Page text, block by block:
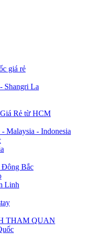
giá rẻ
Shangri La
Rẻ từ HCM
Malaysia - Indonesia
Đông Bắc
Linh
THAM QUAN